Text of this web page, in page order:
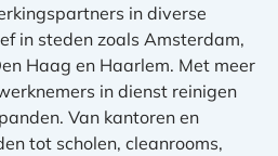
in diverse
in steden zoals Amsterdam,
Haag en Haarlem. Met meer
in dienst reinigen
Van kantoren en
tot scholen, cleanrooms,